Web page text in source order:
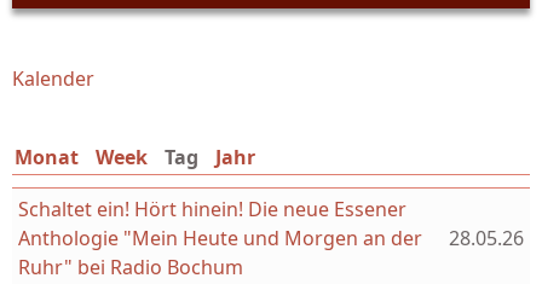
Sie sind hier
Kalender
Monat Week Tag (aktiver Reiter)
Jahr
Schaltet ein! Hört hinein! Die neue Essener
Anthologie "Mein Heute und Morgen an der
Ruhr" bei Radio Bochum
28.05.26